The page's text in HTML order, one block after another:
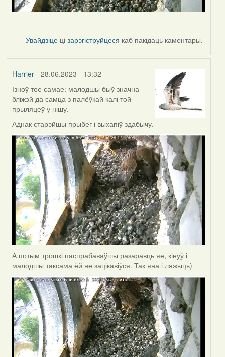
Увайдзіце цізарэгіструйцеся каб пакідаць каментары.
Harrier- 28.06.2023 - 13:32
Ізноў тое самае: малодшы быў значна
бліжэй да самца з палёўкай калі той
прыляцеў у нішу.
Аднак старэйшы прыбег і выхапіў здабычу.
А потым трошкі паспрабаваўшы разаравць яе, кінуў і
малодшы таксама ёй не зацікавіўся. Так яна і ляжыць)